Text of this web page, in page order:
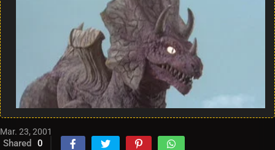
Mar. 23, 2001
Shared 0